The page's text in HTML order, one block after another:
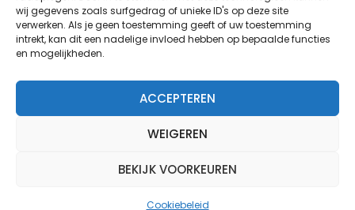
wij gegevens zoals surfgedrag of unieke ID's op deze site
verwerken. Als je geen toestemming geeft of uw toestemming
intrekt, kan dit een nadelige invloed hebben op bepaalde functies
en mogelijkheden.
ACCEPTEREN
WEIGEREN
BEKIJK VOORKEUREN
Cookiebeleid
creativitijd
PVL kwam tot stand dankzij de medewerking van: